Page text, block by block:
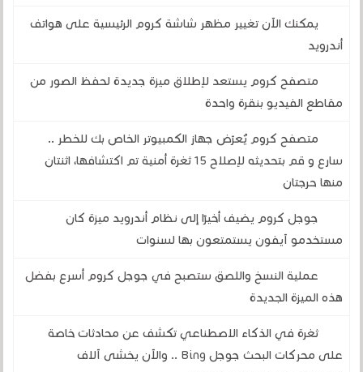
يمكنك الآن تغيير مظهر شاشة كروم الرئيسية على هواتف
أندرويد
متصفح كروم يستعد لإطلاق ميزة جديدة لحفظ الصور من
مقاطع الفيديو بنقرة واحدة
متصفح كروم يُعرّض جهاز الكمبيوتر الخاص بك للخطر ..
سارع و قم بتحديثه لإصلاح 15 ثغرة أمنية تم اكتشافها، اثنتان
منها حرجتان
جوجل كروم يضيف أخيرًا إلى نظام أندرويد ميزة كان
مستخدمو آيفون يستمتعون بها لسنوات
عملية النسخ واللصق ستصبح في جوجل كروم أسرع بفضل
هذه الميزة الجديدة
ثغرة في الذكاء الاصطناعي تكشف عن محادثات خاصة
على محركات البحث جوجل Bing .. والآن يخشى آلاف